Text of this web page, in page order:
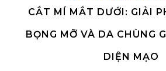
CẮT MÍ MẮT DƯỚI: GIẢI
BỌNG MỠ VÀ DA CHÙNG
DIỆN MẠO